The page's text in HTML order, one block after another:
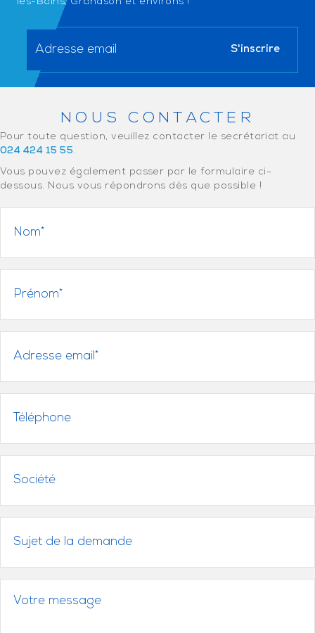
NOUS CONTACTER
Pour toute question, veuillez contacter le secrétariat au
024 424 15 55.
Vous pouvez également passer par le formulaire ci-
dessous. Nous vous répondrons dès que possible !